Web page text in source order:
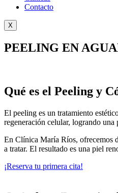
Contacto
X
PEELING EN
Qué es el Peeling y
El peeling es un tratamiento
regeneración celular, logrando
En Clínica María Ríos, ofrecemos
a tratar. El resultado es una piel
¡Reserva tu primera cita!